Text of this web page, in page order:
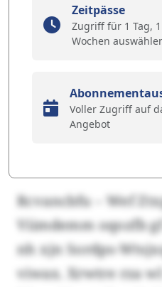
Zeitpässe
Zugriff für 1 Tag,
Wochen
Voller Zugriff auf
Angebot
Rcvancbfu – Wef
Viimdemm oqozfb
nh xjn Sordps-
viwax. Xrwtre rza wl